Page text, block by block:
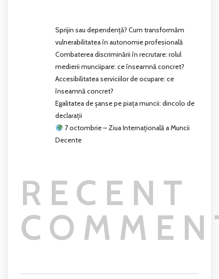
Sprijin sau dependență? Cum transformăm
vulnerabilitatea în autonomie profesională
Combaterea discriminării în recrutare: rolul
medierii munciipare: ce înseamnă concret?
Accesibilitatea serviciilor de ocupare: ce
înseamnă concret?
Egalitatea de șanse pe piața muncii: dincolo de
declarații
7 octombrie – Ziua Internațională a Muncii
Decente
RECENT